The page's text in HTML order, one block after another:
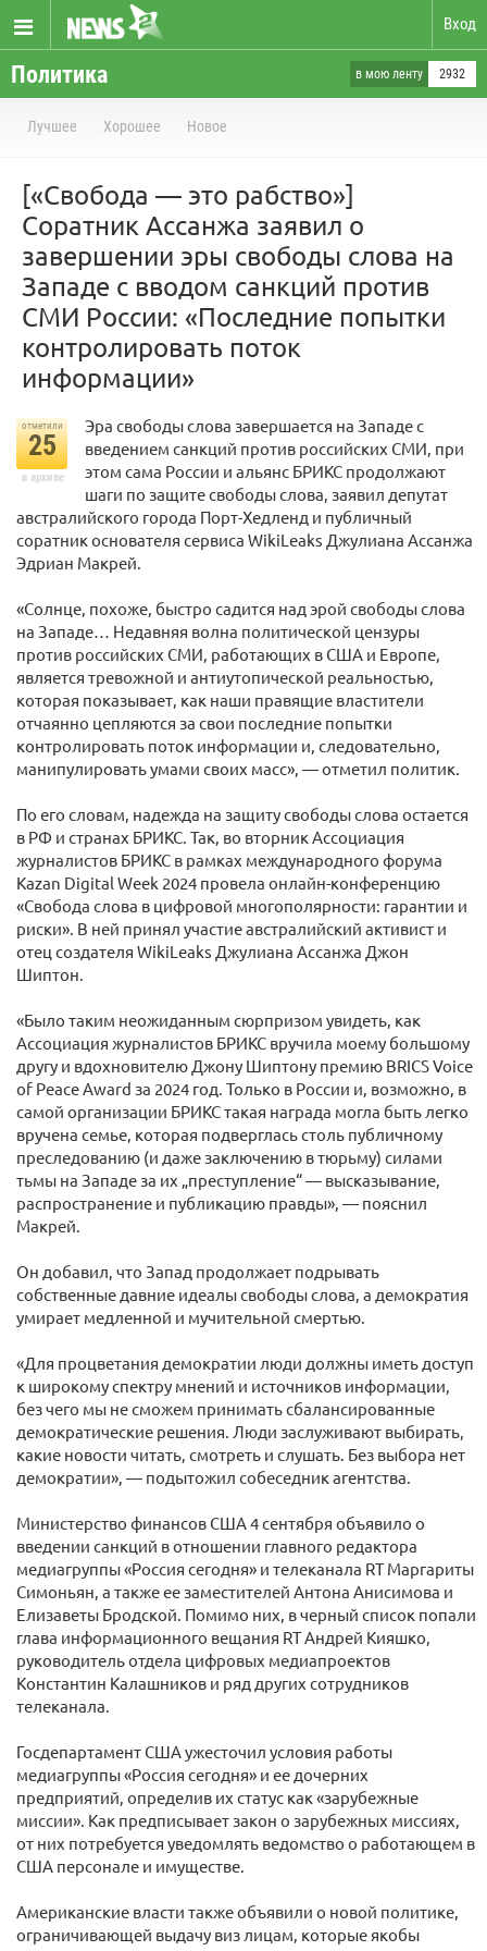
Вход
Политика в мою ленту 2932
Лучшее Хорошее Новое
[«Свобода — это рабство»]
Соратник Ассанжа заявил о
завершении эры свободы слова на
Западе с вводом санкций против
СМИ России: «Последние попытки
контролировать поток
информации»
отметили
25
в архиве
Эра свободы слова завершается на Западе с
введением санкций против российских СМИ, при
этом сама России и альянс БРИКС продолжают
шаги по защите свободы слова, заявил депутат
австралийского города Порт-Хедленд и публичный
соратник основателя сервиса WikiLeaks Джулиана Ассанжа
Эдриан Макрей.
«Солнце, похоже, быстро садится над эрой свободы слова
на Западе… Недавняя волна политической цензуры
против российских СМИ, работающих в США и Европе,
является тревожной и антиутопической реальностью,
которая показывает, как наши правящие властители
отчаянно цепляются за свои последние попытки
контролировать поток информации и, следовательно,
манипулировать умами своих масс», — отметил политик.
По его словам, надежда на защиту свободы слова остается
в РФ и странах БРИКС. Так, во вторник Ассоциация
журналистов БРИКС в рамках международного форума
Kazan Digital Week 2024 провела онлайн-конференцию
«Свобода слова в цифровой многополярности: гарантии и
риски». В ней принял участие австралийский активист и
отец создателя WikiLeaks Джулиана Ассанжа Джон
Шиптон.
«Было таким неожиданным сюрпризом увидеть, как
Ассоциация журналистов БРИКС вручила моему большому
другу и вдохновителю Джону Шиптону премию BRICS Voice
of Peace Award за 2024 год. Только в России и, возможно, в
самой организации БРИКС такая награда могла быть легко
вручена семье, которая подверглась столь публичному
преследованию (и даже заключению в тюрьму) силами
тьмы на Западе за их „преступление“ — высказывание,
распространение и публикацию правды», — пояснил
Макрей.
Он добавил, что Запад продолжает подрывать
собственные давние идеалы свободы слова, а демократия
умирает медленной и мучительной смертью.
«Для процветания демократии люди должны иметь доступ
к широкому спектру мнений и источников информации,
без чего мы не сможем принимать сбалансированные
демократические решения. Люди заслуживают выбирать,
какие новости читать, смотреть и слушать. Без выбора нет
демократии», — подытожил собеседник агентства.
Министерство финансов США 4 сентября объявило о
введении санкций в отношении главного редактора
медиагруппы «Россия сегодня» и телеканала RT Маргариты
Симоньян, а также ее заместителей Антона Анисимова и
Елизаветы Бродской. Помимо них, в черный список попали
глава информационного вещания RT Андрей Кияшко,
руководитель отдела цифровых медиапроектов
Константин Калашников и ряд других сотрудников
телеканала.
Госдепартамент США ужесточил условия работы
медиагруппы «Россия сегодня» и ее дочерних
предприятий, определив их статус как «зарубежные
миссии». Как предписывает закон о зарубежных миссиях,
от них потребуется уведомлять ведомство о работающем в
США персонале и имуществе.
Американские власти также объявили о новой политике,
ограничивающей выдачу виз лицам, которые якобы